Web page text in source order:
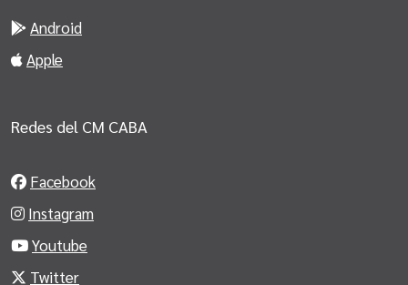
Android
Apple
Redes del CM CABA
Facebook
Instagram
Youtube
Twitter